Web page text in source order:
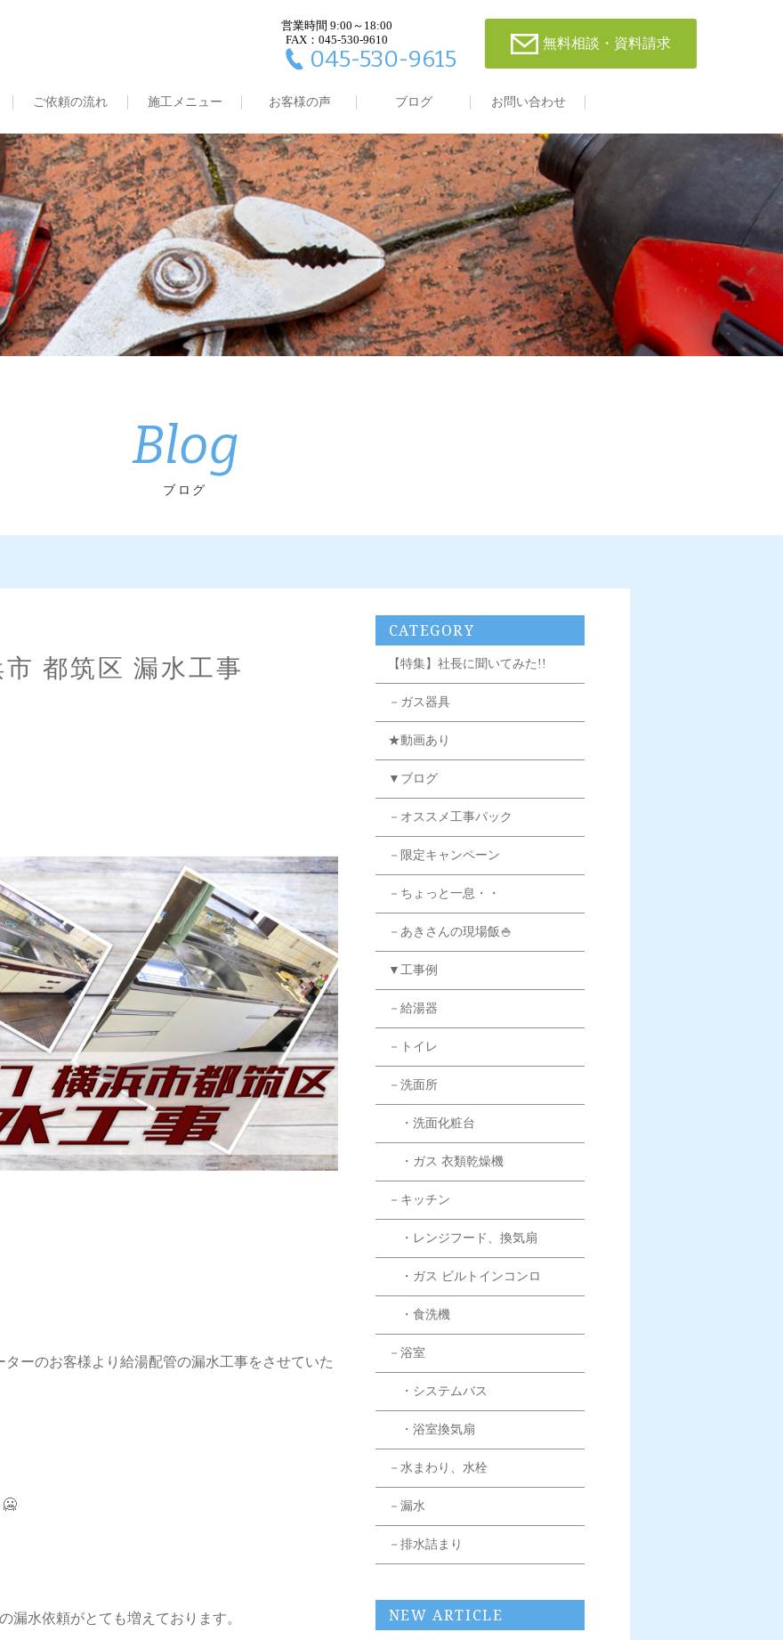
営業時間 9:00～18:00
FAX：045-530-9610
045-530-9615
無料相談・資料請求
ご依頼の流れ 施工メニュー お客様の声 ブログ お問い合わせ
Blog
ブログ
市 都筑区 漏水工事
ターのお客様より給湯配管の漏水工事をさせていた
🥶
漏水依頼がとても増えております。
CATEGORY
【特集】社長に聞いてみた!!
－ガス器具
★動画あり
▼ブログ
－オススメ工事パック
－限定キャンペーン
－ちょっと一息・・
－あきさんの現場飯🍚
▼工事例
－給湯器
－トイレ
－洗面所
・洗面化粧台
・ガス 衣類乾燥機
－キッチン
・レンジフード、換気扇
・ガス ビルトインコンロ
・食洗機
－浴室
・システムバス
・浴室換気扇
－水まわり、水栓
－漏水
－排水詰まり
NEW ARTICLE